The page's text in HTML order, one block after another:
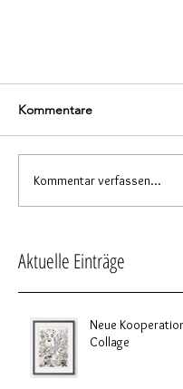
Kommentare
Kommentar verfassen...
Aktuelle Einträge
Neue
Collage